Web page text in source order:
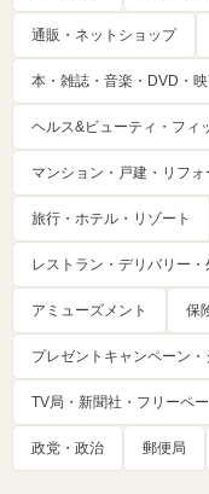
通販・ネットショップ
本・雑誌・音楽・DVD・
ヘルス&ビューティ・フィ
マンション・戸建・リフ
旅行・ホテル・リゾート
レストラン・デリバリー・
アミューズメント 保
プレゼントキャンペーン・
TV局・新聞社・フリーペ
政党・政治 郵便局